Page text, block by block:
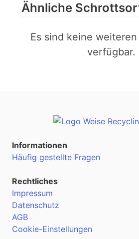
Ähnliche
Es sind keine
verfügbar.
Informationen
Häufig gestellte Fragen
Rechtliches
Impressum
Datenschutz
AGB
Cookie-Einstellungen